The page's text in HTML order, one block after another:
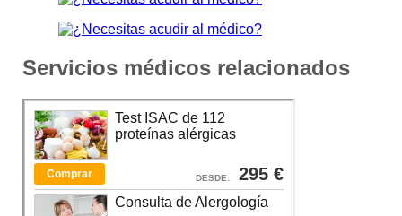
Servicios médicos relacionados